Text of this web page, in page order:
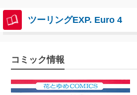
ツーリングEXP. Euro 4
コミック情報